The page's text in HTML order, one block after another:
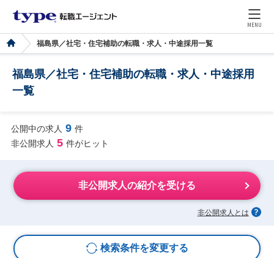
MENU
福島県／社宅・住宅補助の転職・求人・中途採用一覧
福島県／社宅・住宅補助の転職・求人・中途採用
一覧
公開中の求人 9 件
非公開求人 5 件がヒット
非公開求人の紹介を受ける
非公開求人とは
検索条件を変更する